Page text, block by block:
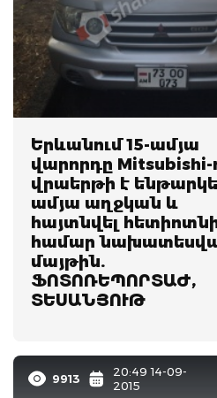
Երևանում 15-ամյա
վարորդը Mitsubishi-
վրաերթի է
ամյա աղջկան և
հայտնվել
համար
մայթին.
ՖՈՏՈՌԵՊՈՐՏԱԺ,
ՏԵՍԱՆՅՈՒԹ
9913
20:49 14-09-
2015